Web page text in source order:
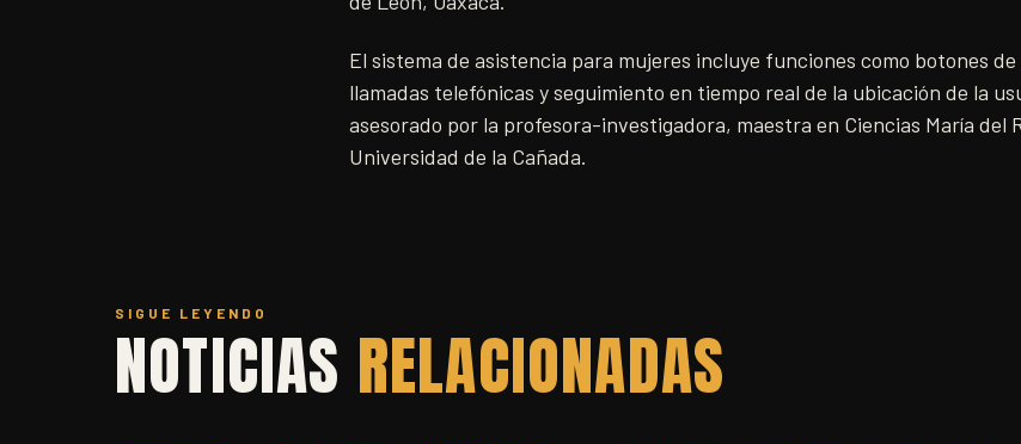
El sistema de asistencia para mujeres incluye funciones como botones
llamadas telefónicas y seguimiento en tiempo real de la ubicación de la
asesorado por la profesora-investigadora, maestra en Ciencias María del
Universidad de la Cañada.
SIGUE LEYENDO
NOTICIAS RELACIONADAS